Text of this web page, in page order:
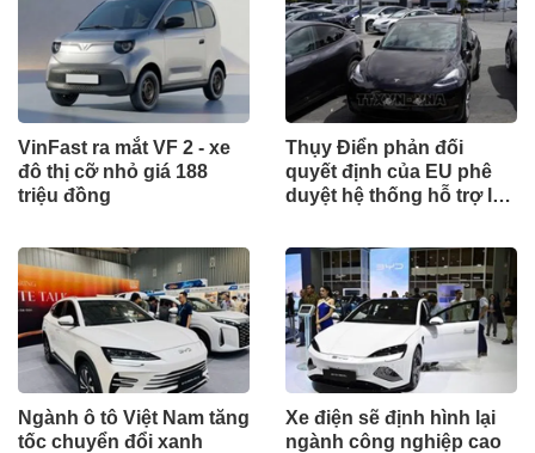
VinFast ra mắt VF 2 - xe
đô thị cỡ nhỏ giá 188
triệu đồng
Thụy Điển phản đối
quyết định của EU phê
duyệt hệ thống hỗ trợ lái
Ngành ô tô Việt Nam tăng
tốc chuyển đổi xanh
Xe điện sẽ định hình lại
ngành công nghiệp cao